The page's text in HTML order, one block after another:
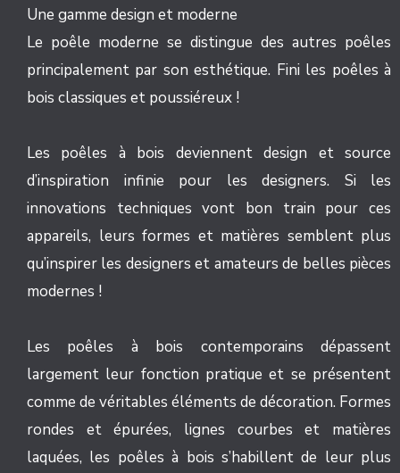
Une gamme design et moderne
Le poêle moderne se distingue des autres poêles
principalement par son esthétique. Fini les poêles à
bois classiques et poussiéreux !
Les poêles à bois deviennent design et source
d’inspiration infinie pour les designers. Si les
innovations techniques vont bon train pour ces
appareils, leurs formes et matières semblent plus
qu’inspirer les designers et amateurs de belles pièces
modernes !
Les poêles à bois contemporains dépassent
largement leur fonction pratique et se présentent
comme de véritables éléments de décoration. Formes
rondes et épurées, lignes courbes et matières
laquées, les poêles à bois s’habillent de leur plus